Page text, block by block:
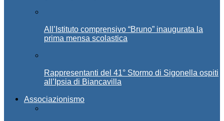
All’Istituto comprensivo “Bruno” inaugurata la
prima mensa scolastica
Rappresentanti del 41° Stormo di Sigonella ospiti
all’Ipsia di Biancavilla
Associazionismo